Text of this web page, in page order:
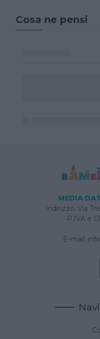
Cosa ne pensi
MEDIA
Indirizzo: Via
P.IVA e
E-mail: